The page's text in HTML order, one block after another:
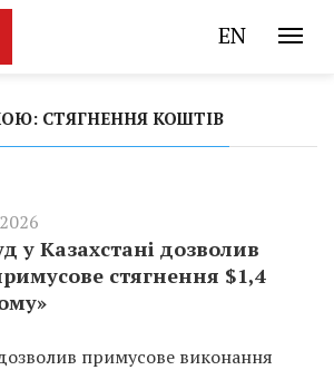
EN
СТЯГНЕННЯ КОШТІВ
у Казахстані дозволив
стягнення $1,4
примусове виконання